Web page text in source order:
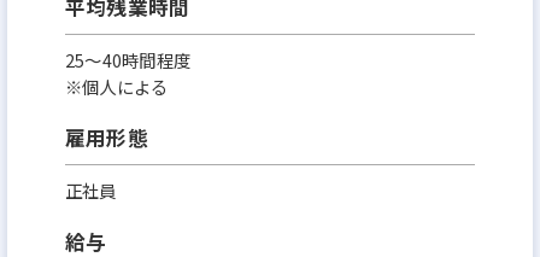
平均残業時間
25〜40時間程度
※個人による
雇用形態
正社員
給与